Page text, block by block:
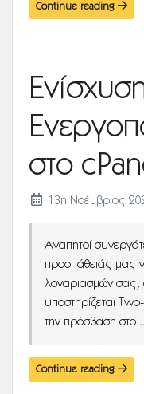
Continue reading
στο
13η Νοέμβριος
Αγαπητοί
προσπάθειάς μας
λογαριασμών σας,
υποστηρίζεται
την πρόσβαση στο
Continue reading